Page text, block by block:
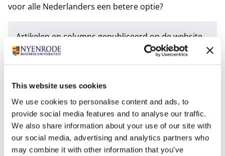
This website uses cookies
We use cookies to personalise content and ads, to
provide social media features and to analyse our traffic.
We also share information about your use of our site with
our social media, advertising and analytics partners who
may combine it with other information that you’ve
voor alle Nederlanders een betere optie?
Artikelen en columns gepubliceerd op de website
en in de nieuwsbrief van Nyenrode Business
Universiteit weerspiegelen niet per definitie een
auteurs op persoonlijke titel geschreven.
Dit artikel is onderdeel van hetL.E.S. in crisis
kennisplatform . Een platform waar we kennis en
kunde delen om leiders en professionals van